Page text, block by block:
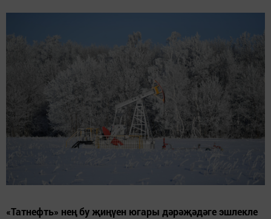
«Татнефть» нең бу җиңүен югары дәрәҗәдәге эшлекле